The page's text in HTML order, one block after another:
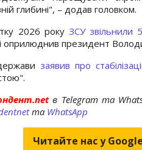
глибині", – додав головком.
2026 року ЗСУ звільнили
оприлюднив президент
заявив про
в Telegram та
та WhatsApp
Читайте нас у